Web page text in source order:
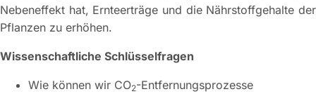
Nebeneffekt hat, Ernteerträge und die Nährstoffgehalte der
Pflanzen zu erhöhen.
Wissenschaftliche Schlüsselfragen
Wie können wir CO2-Entfernungsprozesse